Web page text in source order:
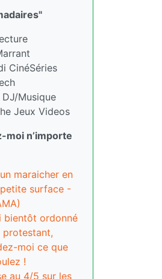
CinéSéries
DJ/Musique
Jeux Videos
moi n’importe
maraicher en
surface -
bientôt ordonné
protestant,
moi ce que
!
au 4/5 sur les